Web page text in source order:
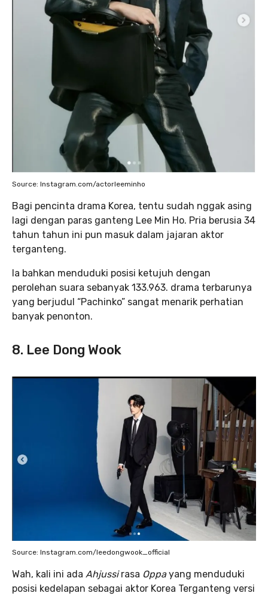
Source: Instagram.com/actorleeminho
Bagi pencinta drama Korea, tentu sudah nggak asing
lagi dengan paras ganteng Lee Min Ho. Pria berusia 34
tahun tahun ini pun masuk dalam jajaran aktor
terganteng.
Ia bahkan menduduki posisi ketujuh dengan
perolehan suara sebanyak 133.963. drama terbarunya
yang berjudul “Pachinko” sangat menarik perhatian
banyak penonton.
8. Lee Dong Wook
Source: Instagram.com/leedongwook_official
Wah, kali ini ada Ahjussirasa Oppayang menduduki
posisi kedelapan sebagai aktor Korea Terganteng versi